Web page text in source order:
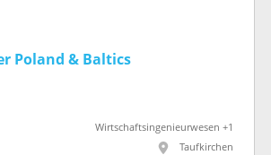
Poland & Baltics
Wirtschaftsingenieurwesen +1
Taufkirchen